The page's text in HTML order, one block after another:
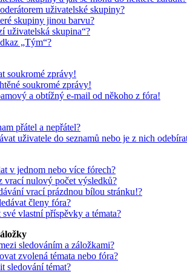
uživatelské skupiny?
skupiny jinou barvu?
uživatelská skupina“?
„Tým“?
soukromé zprávy!
soukromé zprávy!
a obtížný e-mail od někoho z fóra!
přátel a nepřátel?
uživatele do seznamů nebo je z nich
v jednom nebo více fórech?
vrací nulový počet výsledků?
vrací prázdnou bílou stránku!?
členy fóra?
vlastní příspěvky a témata?
sledováním a záložkami?
zvolená témata nebo fóra?
sledování témat?